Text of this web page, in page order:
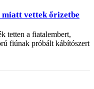
miatt vettek őrizetbe
tetten a fiatalembert,
fiúnak próbált kábítószert